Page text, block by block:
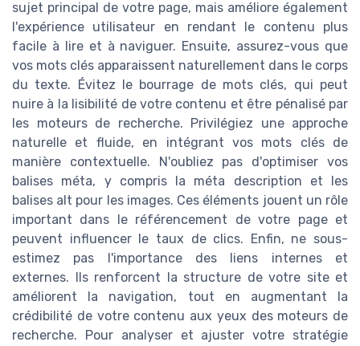
sujet principal de votre page, mais améliore également
l'expérience utilisateur en rendant le contenu plus
facile à lire et à naviguer. Ensuite, assurez-vous que
vos mots clés apparaissent naturellement dans le corps
du texte. Évitez le bourrage de mots clés, qui peut
nuire à la lisibilité de votre contenu et être pénalisé par
les moteurs de recherche. Privilégiez une approche
naturelle et fluide, en intégrant vos mots clés de
manière contextuelle. N'oubliez pas d'optimiser vos
balises méta, y compris la méta description et les
balises alt pour les images. Ces éléments jouent un rôle
important dans le référencement de votre page et
peuvent influencer le taux de clics. Enfin, ne sous-
estimez pas l'importance des liens internes et
externes. Ils renforcent la structure de votre site et
améliorent la navigation, tout en augmentant la
crédibilité de votre contenu aux yeux des moteurs de
recherche. Pour analyser et ajuster votre stratégie